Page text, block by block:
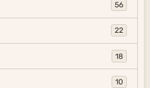
56
22
18
10